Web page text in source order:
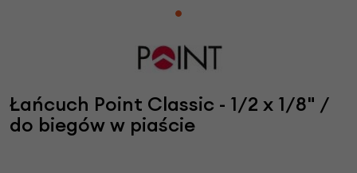
Łańcuch Point Classic - 1/2 x 1/8" /
do biegów w piaście